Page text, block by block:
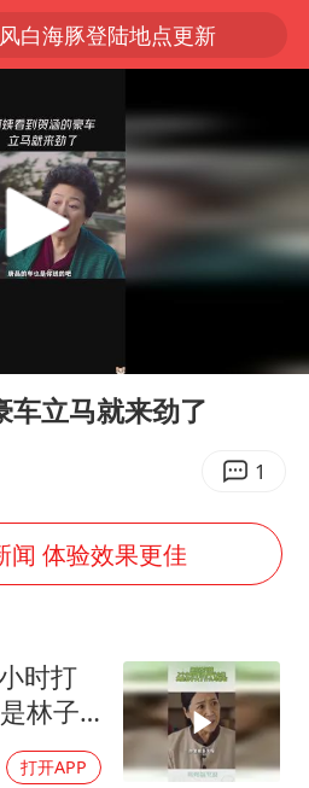
白海豚登陆地点更新
风白海豚进入48小时警戒线
白海豚影响中国已成定局
科技发行价格150.80元/股
一“温度计大楼”读数爆表
编制完成新版全月地质图
外交部发言人就广岛核爆81周年等答记者问
“五箭齐发”反制美国
次证实！“胶球”存在
车立马就来劲了
1
闻 体验效果更佳
时打
林子
打开APP